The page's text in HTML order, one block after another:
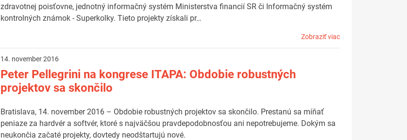
zdravotnej poisťovne, jednotný informačný systém Ministerstva financií SR či Informačný systém
kontrolných známok - Superkolky. Tieto projekty získali pr…
Zobraziť viac
14. november 2016
Peter Pellegrini na kongrese ITAPA: Obdobie robustných
projektov sa skončilo
Bratislava, 14. november 2016 – Obdobie robustných projektov sa skončilo. Prestanú sa míňať
peniaze za hardvér a softvér, ktoré s najväčšou pravdepodobnosťou ani nepotrebujeme. Dokým sa
neukončia začaté projekty, dovtedy neodštartujú nové.